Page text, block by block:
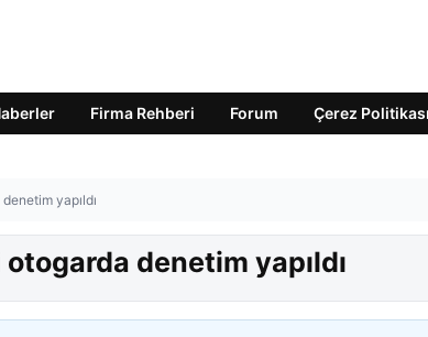
Firma Rehberi Forum Çerez Politikası
yapıldı
denetim yapıldı